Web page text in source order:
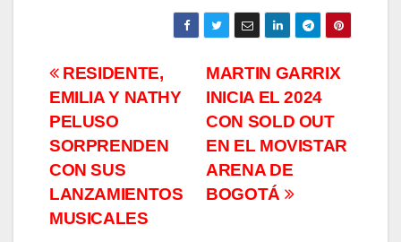
Navegación
de
entradas
MARTIN GARRIX
INICIA EL 2024
CON SOLD OUT
EN EL MOVISTAR
ARENA DE
BOGOTÁ
RESIDENTE,
EMILIA Y NATHY
PELUSO
SORPRENDEN
CON SUS
LANZAMIENTOS
MUSICALES